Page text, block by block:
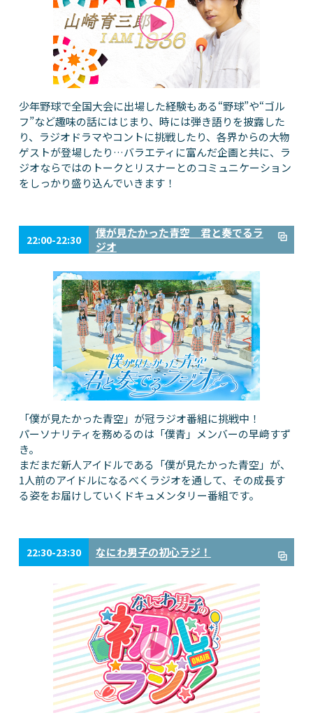
少年野球で全国大会に出場した経験もある“野球”や“ゴル
フ”など趣味の話にはじまり、時には弾き語りを披露した
り、ラジオドラマやコントに挑戦したり、各界からの大物
ゲストが登場したり…バラエティに富んだ企画と共に、ラ
ジオならではのトークとリスナーとのコミュニケーション
をしっかり盛り込んでいきます！
22:00-22:30
僕が見たかった青空 君と奏でるラ
ジオ
「僕が見たかった青空」が冠ラジオ番組に挑戦中！
パーソナリティを務めるのは「僕青」メンバーの早﨑すず
き。
まだまだ新人アイドルである「僕が見たかった青空」が、
1人前のアイドルになるべくラジオを通して、その成長す
る姿をお届けしていくドキュメンタリー番組です。
22:30-23:30 なにわ男子の初心ラジ！